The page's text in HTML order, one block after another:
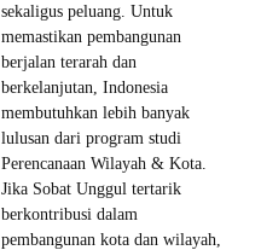
sekaligus peluang. Untuk
memastikan pembangunan
berjalan terarah dan
berkelanjutan, Indonesia
membutuhkan lebih banyak
lulusan dari program studi
Perencanaan Wilayah & Kota.
Jika Sobat Unggul tertarik
berkontribusi dalam
pembangunan kota dan wilayah,